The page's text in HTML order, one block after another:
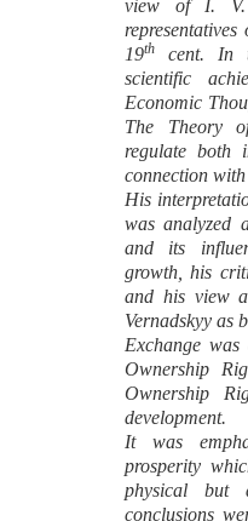
view of I. V.
19th
cent. In
scientific
Economic
The Theory
regulate both
connection
His
was analyzed
and its
growth, his
and his view
Vernadskyy as
Exchange
Ownership
Ownership
development.
It was
prosperity
physical but
conclusions